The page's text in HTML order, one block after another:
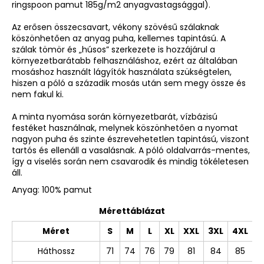
ringspoon pamut 185g/m2 anyagvastagsággal).
Az erősen összecsavart, vékony szövésű szálaknak
köszönhetően az anyag puha, kellemes tapintású. A
szálak tömör és „húsos” szerkezete is hozzájárul a
környezetbarátabb felhasználáshoz, ezért az általában
mosáshoz használt lágyítók használata szükségtelen,
hiszen a póló a századik mosás után sem megy össze és
nem fakul ki.
A minta nyomása során környezetbarát, vízbázisú
festéket használnak, melynek köszönhetően a nyomat
nagyon puha és szinte észrevehetetlen tapintású, viszont
tartós és ellenáll a vasalásnak. A póló oldalvarrás-mentes,
így a viselés során nem csavarodik és mindig tökéletesen
áll.
Anyag: 100% pamut
Mérettáblázat
Méret
S M L XL XXL 3XL
4XL
Háthossz
71 74 76 79 81 84
85